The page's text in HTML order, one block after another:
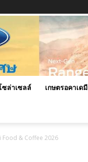
ล่าเซลล์ เกษตรอคาเดมี
& Coffee 2026